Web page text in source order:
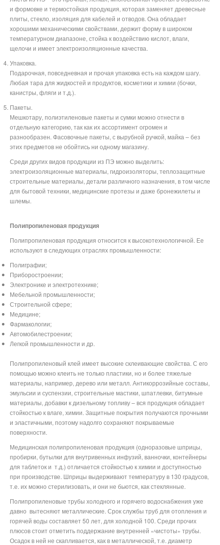
и формовке и термостойкая продукция, которая заменяет древесные
плиты, стекло, изоляция для кабелей и отводов. Она обладает
хорошими механическими свойствами, держит форму в широком
температурном диапазоне, стойка к воздействию кислот, влаги,
щелочи и имеет электроизоляционные качества.
Упаковка.
Подарочная, повседневная и прочая упаковка есть на каждом шагу.
Любая тара для жидкостей и продуктов, косметики и химии (бочки,
канистры, фляги и т.д.).
Пакеты.
Мешкотару, полиэтиленовые пакеты и сумки можно отнести в
отдельную категорию, так как их ассортимент огромен и
разнообразен. Фасовочные пакеты, с вырубной ручкой, майка – без
этих предметов не обойтись ни одному магазину.
Среди других видов продукции из ПЭ можно выделить:
электроизоляционные материалы, гидроизоляторы, теплозащитные
строительные материалы, детали различного назначения, в том числе
для бытовой техники, медицинские протезы и даже бронежилеты и
шлемы.
Полипропиленовая продукция
Полипропиленовая продукция относится к высокотехнологичной. Ее
используют в следующих отраслях промышленности:
Полиграфии;
Приборостроении;
Электронике и электротехнике;
Мебельной промышленности;
Строительной сфере;
Медицине;
Фармакологии;
Автомобилестроении;
Легкой промышленности и др.
Полипропиленовый клей имеет высокие склеивающие свойства. С его
помощью можно клеить не только пластики, но и более тяжелые
материалы, например, дерево или металл. Антикоррозийные составы,
эмульсии и суспензии, строительные мастики, шпатлевки, битумные
материалы, добавки к дизельному топливу – вся продукция обладает
стойкостью к влаге, химии. Защитные покрытия получаются прочными
и эластичными, поэтому надолго сохраняют покрываемые
поверхности.
Медицинская полипропиленовая продукция (одноразовые шприцы,
пробирки, бутылки для внутривенных инфузий, ванночки, контейнеры
для таблеток и т.д.) отличается стойкостью к химии и доступностью
при производстве. Шприцы выдерживают температуру в 130 градусов,
т.е. их можно стерилизовать, и они не бьются, как стеклянные.
Полипропиленовые трубы холодного и горячего водоснабжения уже
давно вытесняют металлические. Срок службы труб для отопления и
горячей воды составляет 50 лет, для холодной 100. Среди прочих
плюсов стоит отметить поддержание внутренней «чистоты» трубы.
Осадок в ней не скапливается, как в металлической, т.е. диаметр